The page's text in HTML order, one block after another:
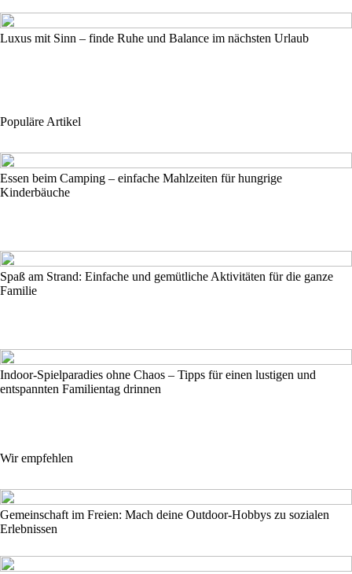
Luxus mit Sinn – finde Ruhe und Balance im nächsten Urlaub
Populäre Artikel
Essen beim Camping – einfache Mahlzeiten für hungrige
Kinderbäuche
Spaß am Strand: Einfache und gemütliche Aktivitäten für die ganze
Familie
Indoor-Spielparadies ohne Chaos – Tipps für einen lustigen und
entspannten Familientag drinnen
Wir empfehlen
Gemeinschaft im Freien: Mach deine Outdoor-Hobbys zu sozialen
Erlebnissen